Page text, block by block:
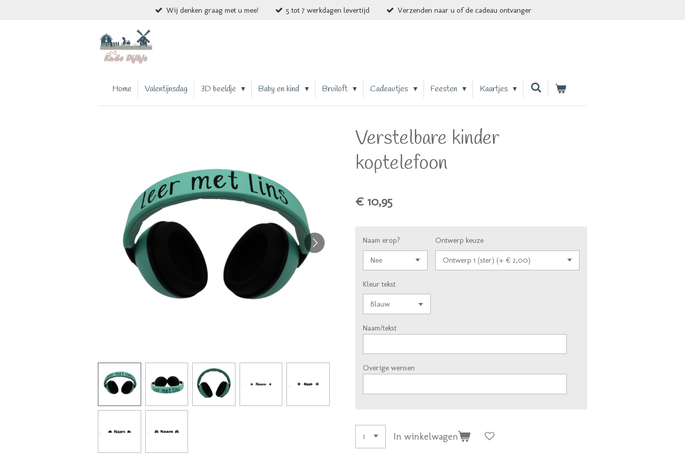
Wij denken graag met u mee! 5 tot 7 werkdagen levertijd Verzenden naar u of de cadeau ontvanger
Home Valentijnsdag 3D beeldje Baby en kind Bruiloft Cadeautjes Feesten Kaartjes
Verstelbare kinder
koptelefoon
€ 10,95
Naam erop? Ontwerp keuze
Kleur tekst
Naam/tekst
Overige wensen
In winkelwagen